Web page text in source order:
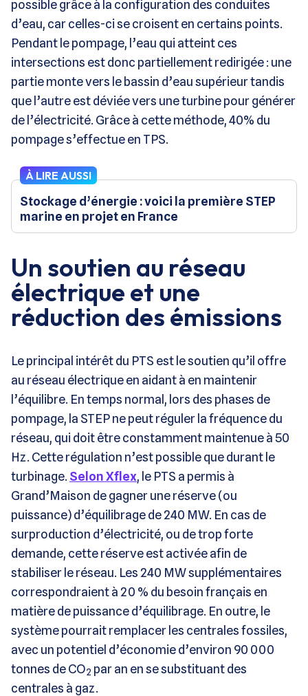
possible grâce à la configuration des conduites
d’eau, car celles-ci se croisent en certains points.
Pendant le pompage, l’eau qui atteint ces
intersections est donc partiellement redirigée : une
partie monte vers le bassin d’eau supérieur tandis
que l’autre est déviée vers une turbine pour générer
de l’électricité. Grâce à cette méthode, 40% du
pompage s’effectue en TPS.
À LIRE AUSSI
Stockage d’énergie : voici la première STEP
marine en projet en France
Un soutien au réseau
électrique et une
réduction des émissions
Le principal intérêt du PTS est le soutien qu’il offre
au réseau électrique en aidant à en maintenir
l’équilibre. En temps normal, lors des phases de
pompage, la STEP ne peut réguler la fréquence du
réseau, qui doit être constamment maintenue à 50
Hz. Cette régulation n’est possible que durant le
turbinage. Selon Xflex, le PTS a permis à
Grand’Maison de gagner une réserve (ou
puissance) d’équilibrage de 240 MW. En cas de
surproduction d’électricité, ou de trop forte
demande, cette réserve est activée afin de
stabiliser le réseau. Les 240 MW supplémentaires
correspondraient à 20 % du besoin français en
matière de puissance d’équilibrage. En outre, le
système pourrait remplacer les centrales fossiles,
avec un potentiel d’économie d’environ 90 000
tonnes de CO2 par an en se substituant des
centrales à gaz.